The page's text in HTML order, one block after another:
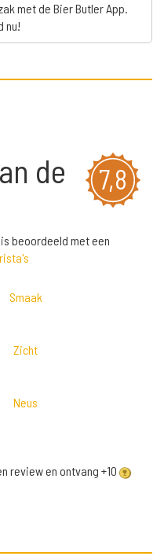
met de Bier Butler App.
nu!
7,8
de
beoordeeld met een
Smaak
Zicht
Neus
review en ontvang +10